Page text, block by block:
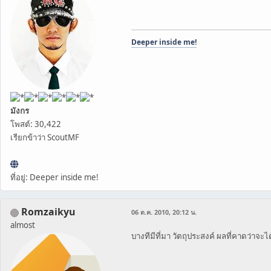
มังกร
โพสต์: 30,422
เรียกข้าว่า ScoutMF
ที่อยู่: Deeper inside me!
Deeper inside me!
Romzaikyu
almost
06 ต.ค. 2010, 20:12 น.
บางทีมีที่มา วัตถุประสงค์ ผลที่คาดว่าจะไ